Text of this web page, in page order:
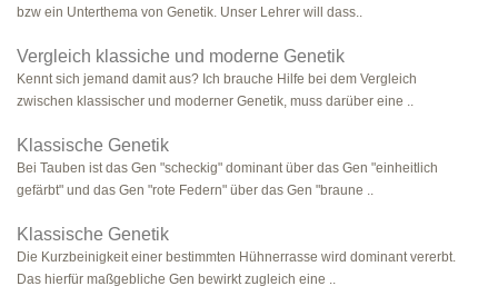
bzw ein Unterthema von Genetik. Unser Lehrer will dass..
Vergleich klassiche und moderne Genetik
Kennt sich jemand damit aus? Ich brauche Hilfe bei dem Vergleich
zwischen klassischer und moderner Genetik, muss darüber eine ..
Klassische Genetik
Bei Tauben ist das Gen "scheckig" dominant über das Gen "einheitlich
gefärbt" und das Gen "rote Federn" über das Gen "braune ..
Klassische Genetik
Die Kurzbeinigkeit einer bestimmten Hühnerrasse wird dominant vererbt.
Das hierfür maßgebliche Gen bewirkt zugleich eine ..